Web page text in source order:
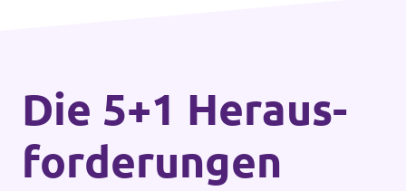
Die 5+1 Heraus­
forderungen